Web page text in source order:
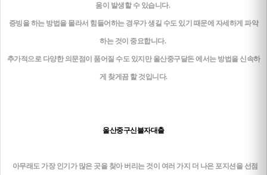
움이 발생할 수 있습니다.
증빙을 하는 방법을 몰라서 힘들어하는 경우가 생길 수도 있기 때문에 자세하게 파악
하는 것이 중요합니다.
추가적으로 다양한 의문점이 품어질 수도 있지만 울산중구달돈 에서는 방법을 신속하
게 찾게끔 할 것입니다.
울산중구신불자대출
아무래도 가장 인기가 많은 곳을 찾아 버리는 것이 여러 가지 더 나은 포지션을 선점